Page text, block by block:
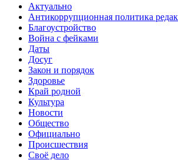
Актуально
Антикоррупционная политика
Благоустройство
Война с фейками
Даты
Досуг
Закон и порядок
Здоровье
Край родной
Культура
Новости
Общество
Официально
Происшествия
Своё дело